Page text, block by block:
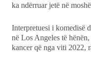
Udhëtime
DuVideo
ka ndërruar jetë në
Interpretuesi i komedisë
në Los Angeles të
kancer që nga viti 2022,